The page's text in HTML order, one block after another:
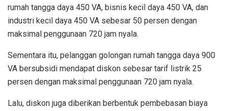
rumah tangga daya 450 VA, bisnis kecil daya 450 VA, dan
industri kecil daya 450 VA sebesar 50 persen dengan
maksimal penggunaan 720 jam nyala.
Sementara itu, pelanggan golongan rumah tangga daya 900
VA bersubsidi mendapat diskon sebesar tarif listrik 25
persen dengan maksimal penggunaan 720 jam nyala.
Lalu, diskon juga diberikan berbentuk pembebasan biaya